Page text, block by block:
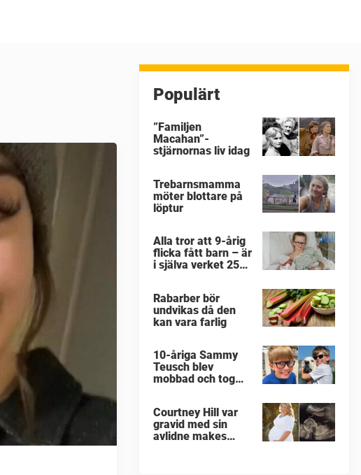
Populärt
”Familjen
Macahan”-
stjärnornas liv idag
Trebarnsmamma
möter blottare på
löptur
Alla tror att 9-årig
flicka fått barn – är
i själva verket 25
Rabarber bör
undvikas då den
kan vara farlig
10-åriga Sammy
Teusch blev
mobbad och tog
Courtney Hill var
gravid med sin
avlidne makes